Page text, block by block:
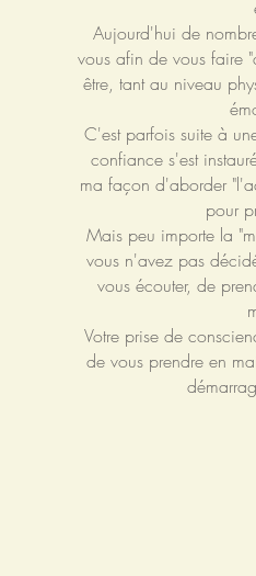
Aujourd'hui de
vous afin de vous faire
être, tant au niveau
C'est parfois suite à
confiance s'est
ma façon d'aborder
pour
Mais peu importe la
vous n'avez pas
vous écouter, de
Votre prise de
de vous prendre en